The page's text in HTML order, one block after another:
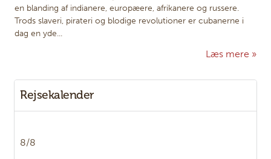
en blanding af indianere, europæere, afrikanere og russere.
Trods slaveri, pirateri og blodige revolutioner er cubanerne i
dag en yde...
Læs mere
Rejsekalender
8/8